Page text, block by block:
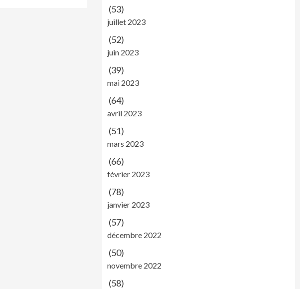
(53)
juillet 2023
(52)
juin 2023
(39)
mai 2023
(64)
avril 2023
(51)
mars 2023
(66)
février 2023
(78)
janvier 2023
(57)
décembre 2022
(50)
novembre 2022
(58)